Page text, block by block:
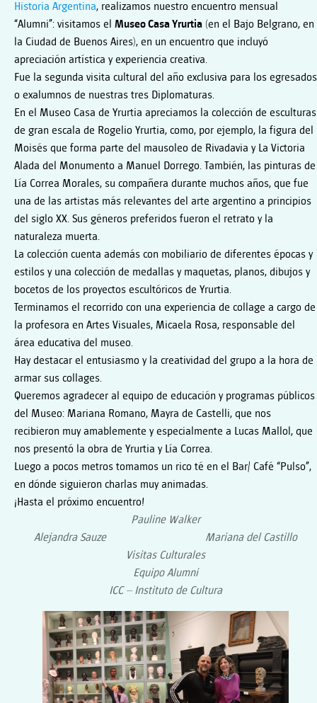
Historia Argentina, realizamos nuestro encuentro mensual
“Alumni”: visitamos el Museo Casa Yrurtia (en el Bajo Belgrano, en
la Ciudad de Buenos Aires), en un encuentro que incluyó
apreciación artística y experiencia creativa.
Fue la segunda visita cultural del año exclusiva para los egresados
o exalumnos de nuestras tres Diplomaturas.
En el Museo Casa de Yrurtia apreciamos la colección de esculturas
de gran escala de Rogelio Yrurtia, como, por ejemplo, la figura del
Moisés que forma parte del mausoleo de Rivadavia y La Victoria
Alada del Monumento a Manuel Dorrego. También, las pinturas de
Lía Correa Morales, su compañera durante muchos años, que fue
una de las artistas más relevantes del arte argentino a principios
del siglo XX. Sus géneros preferidos fueron el retrato y la
naturaleza muerta.
La colección cuenta además con mobiliario de diferentes épocas y
estilos y una colección de medallas y maquetas, planos, dibujos y
bocetos de los proyectos escultóricos de Yrurtia.
Terminamos el recorrido con una experiencia de collage a cargo de
la profesora en Artes Visuales, Micaela Rosa, responsable del
área educativa del museo.
Hay destacar el entusiasmo y la creatividad del grupo a la hora de
armar sus collages.
Queremos agradecer al equipo de educación y programas públicos
del Museo: Mariana Romano, Mayra de Castelli, que nos
recibieron muy amablemente y especialmente a Lucas Mallol, que
nos presentó la obra de Yrurtia y Lía Correa.
Luego a pocos metros tomamos un rico té en el Bar/ Café “Pulso”,
en dónde siguieron charlas muy animadas.
¡Hasta el próximo encuentro!
Pauline Walker
Alejandra Sauze Mariana del Castillo
Visitas Culturales
Equipo Alumni
ICC – Instituto de Cultura